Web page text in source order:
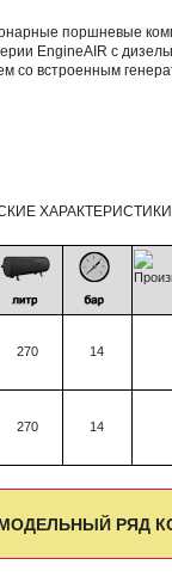
270 14
270 14
РЯД